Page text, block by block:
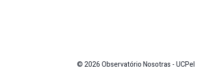
© 2026 Observatório Nosotras - UCPel